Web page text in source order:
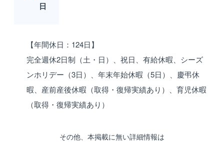
日
【年間休日：124日】
完全週休2日制（土・日）、祝日、有給休暇、シーズ
ンホリデー（3日）、年末年始休暇（5日）、慶弔休
暇、産前産後休暇（取得・復帰実績あり）、育児休暇
（取得・復帰実績あり）
その他、本掲載に無い詳細情報は